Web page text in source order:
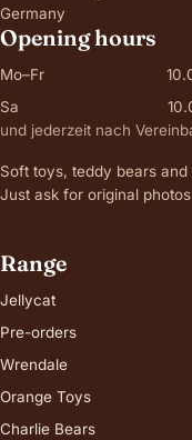
Germany
Opening hours
Mo–Fr
Sa
und jederzeit nach
Soft toys, teddy bears
Just ask for original
Range
Jellycat
Pre-orders
Wrendale
Orange Toys
Charlie Bears